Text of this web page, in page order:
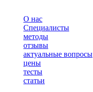
О нас
Специалисты
методы
отзывы
актуальные вопросы
цены
тесты
статьи